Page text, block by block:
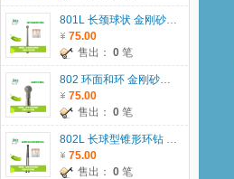
801L 长颈球状 金刚砂车针 瑞士JOTA 原装进口 5支/板 单位：板
75.00
售出： 0 笔
802 环面和环 金刚砂车针 瑞士JOTA原装进口 5支/板 单位：板
75.00
售出： 0 笔
802L 长球型锥形环钻 金刚砂车针 瑞士JOTA原装进口 5支/板 单位：板
75.00
售出： 0 笔